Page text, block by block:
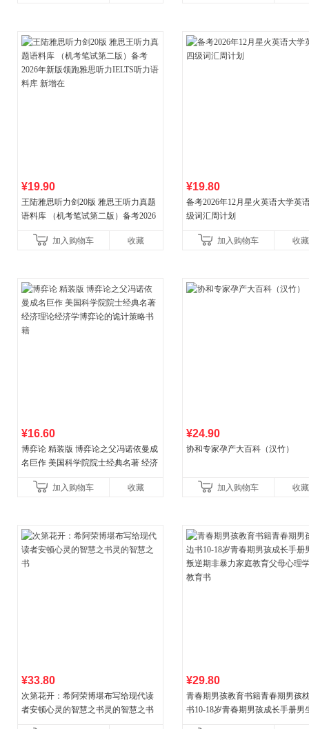
¥19.90
王陆雅思听力剑20版 雅思王听力真题
语料库 （机考笔试第二版）备考2026
新增在
加入购物车 收藏
¥19.80
备考2026年12月星火英语大学英
级词汇周计划
加入购物车 收藏
¥16.60
博弈论 精装版 博弈论之父冯诺依曼成
名巨作 美国科学院院士经典名著 经济
加入购物车
收藏
¥24.90
协和专家孕产大百科（汉竹）
加入购物车 收藏
¥33.80
次第花开：希阿荣博堪布写给现代读
者安顿心灵的智慧之书灵的智慧之书
¥29.80
青春期男孩教育书籍青春期男孩
书10-18岁青春期男孩成长手册男